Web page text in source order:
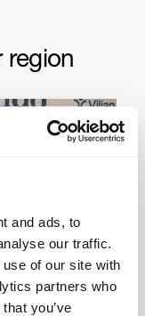
and ads, to
our traffic.
of our site with
partners who
you’ve
region